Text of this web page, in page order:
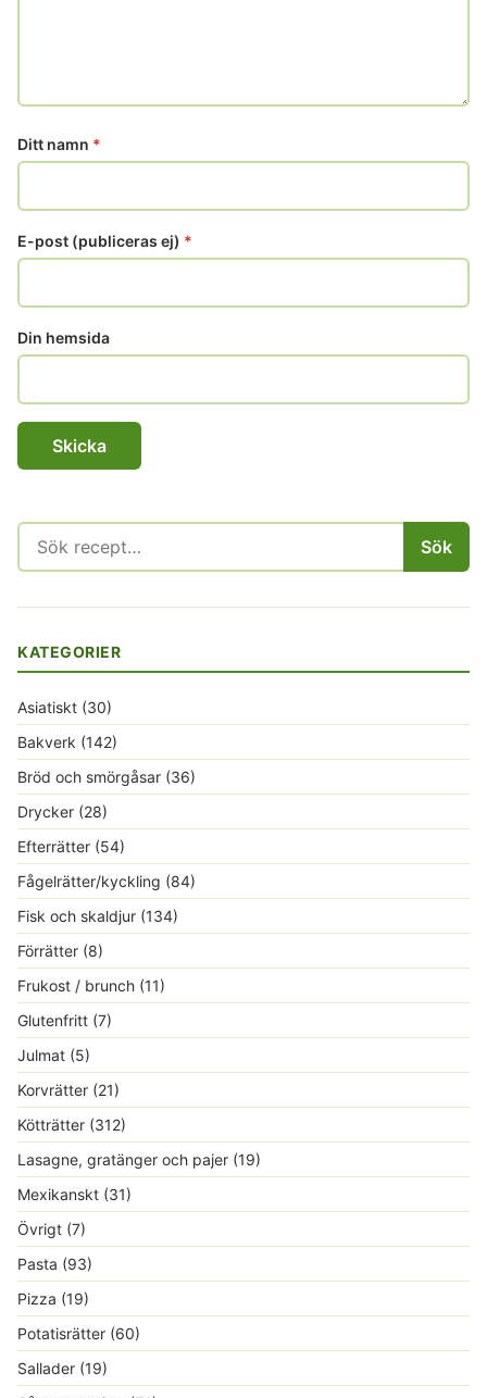
Ditt namn *
E-post (publiceras ej) *
Din hemsida
Sök
efter:
Sök
KATEGORIER
Asiatiskt (30)
Bakverk (142)
Bröd och smörgåsar (36)
Drycker (28)
Efterrätter (54)
Fågelrätter/kyckling (84)
Fisk och skaldjur (134)
Förrätter (8)
Frukost / brunch (11)
Glutenfritt (7)
Julmat (5)
Korvrätter (21)
Kötträtter (312)
Lasagne, gratänger och pajer (19)
Mexikanskt (31)
Övrigt (7)
Pasta (93)
Pizza (19)
Potatisrätter (60)
Sallader (19)